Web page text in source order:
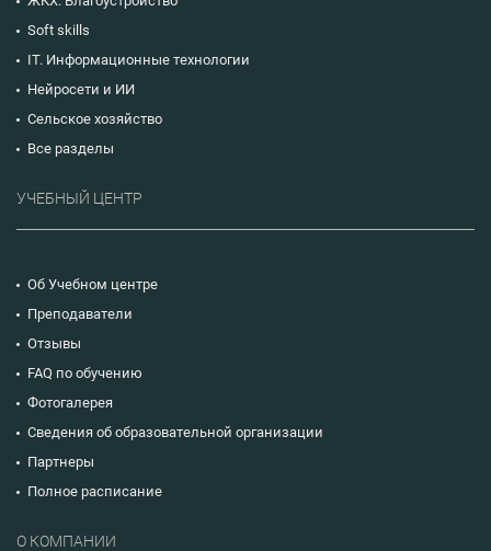
Soft skills
IT. Информационные технологии
Нейросети и ИИ
Сельское хозяйство
Все разделы
УЧЕБНЫЙ ЦЕНТР
Об Учебном центре
Преподаватели
Отзывы
FAQ по обучению
Фотогалерея
Сведения об образовательной организации
Партнеры
Полное расписание
О КОМПАНИИ